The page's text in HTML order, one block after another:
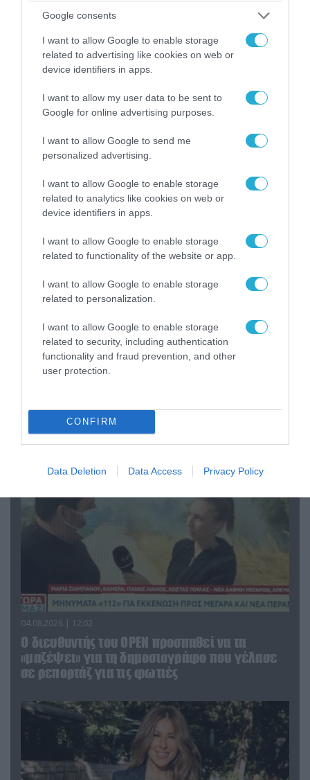
Google consents
I want to allow Google to enable storage
related to advertising like cookies on web or
device identifiers in apps.
I want to allow my user data to be sent to
Google for online advertising purposes.
I want to allow Google to send me
personalized advertising.
I want to allow Google to enable storage
related to analytics like cookies on web or
device identifiers in apps.
I want to allow Google to enable storage
related to functionality of the website or app.
I want to allow Google to enable storage
related to personalization.
I want to allow Google to enable storage
related to security, including authentication
functionality and fraud prevention, and other
user protection.
CONFIRM
Data Deletion Data Access Privacy Policy
04.08.2026 | 15:02
Αυτή την ώρα το τελευταίο «αντίο» στον πρώην
υπουργό Ι.Βαρβιτσιώτη (φωτο)
04.08.2026 | 13:02
Πυροσβεστών για την δημοσιογράφο του OPEN
που γέλασε στη φωτιά
04.08.2026 | 12:02
O διευθυντής του OPEN προσπαθεί να τα
«μαζέψει» για τη δημοσιογράφο που γέλασε
σε ρεπορτάζ για τις φωτιές